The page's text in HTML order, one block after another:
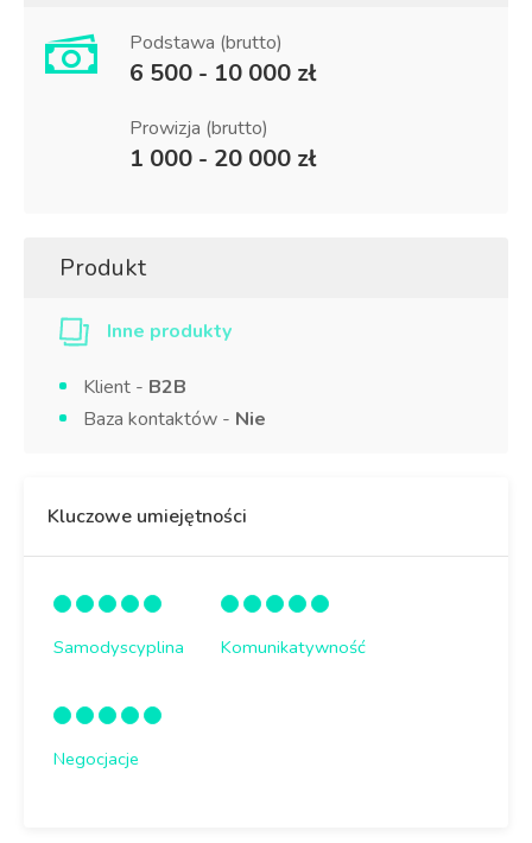
Podstawa (brutto)
6 500 - 10 000 zł
Prowizja (brutto)
1 000 - 20 000 zł
Produkt
Inne produkty
Klient - B2B
Baza kontaktów - Nie
Kluczowe umiejętności
Samodyscyplina Komunikatywność
Negocjacje